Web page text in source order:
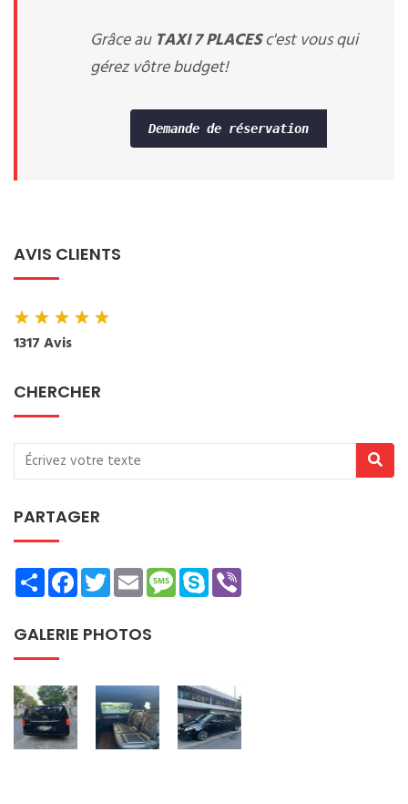
Grâce au TAXI 7 PLACESc'est vous qui
gérez vôtre budget!
Demande de réservation
AVIS CLIENTS
★★★★★
1317 Avis
CHERCHER
PARTAGER
ShareFacebookTwitterEmailMessage
Skype
GALERIE PHOTOS